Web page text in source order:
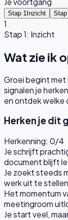
Stap 1 Inzicht
1
Stap 1: Inzicht
Wat zie ik
Groei begint met
signalen je
en ontdek welke
Herken je dit
Herkenning: 0/4
Je schrijft
document blijft
Je zoekt steeds
werk uit te stellen
Het momentum
meetingroom
Je start veel,